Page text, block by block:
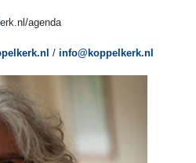
agenda
/ info@koppelkerk.nl